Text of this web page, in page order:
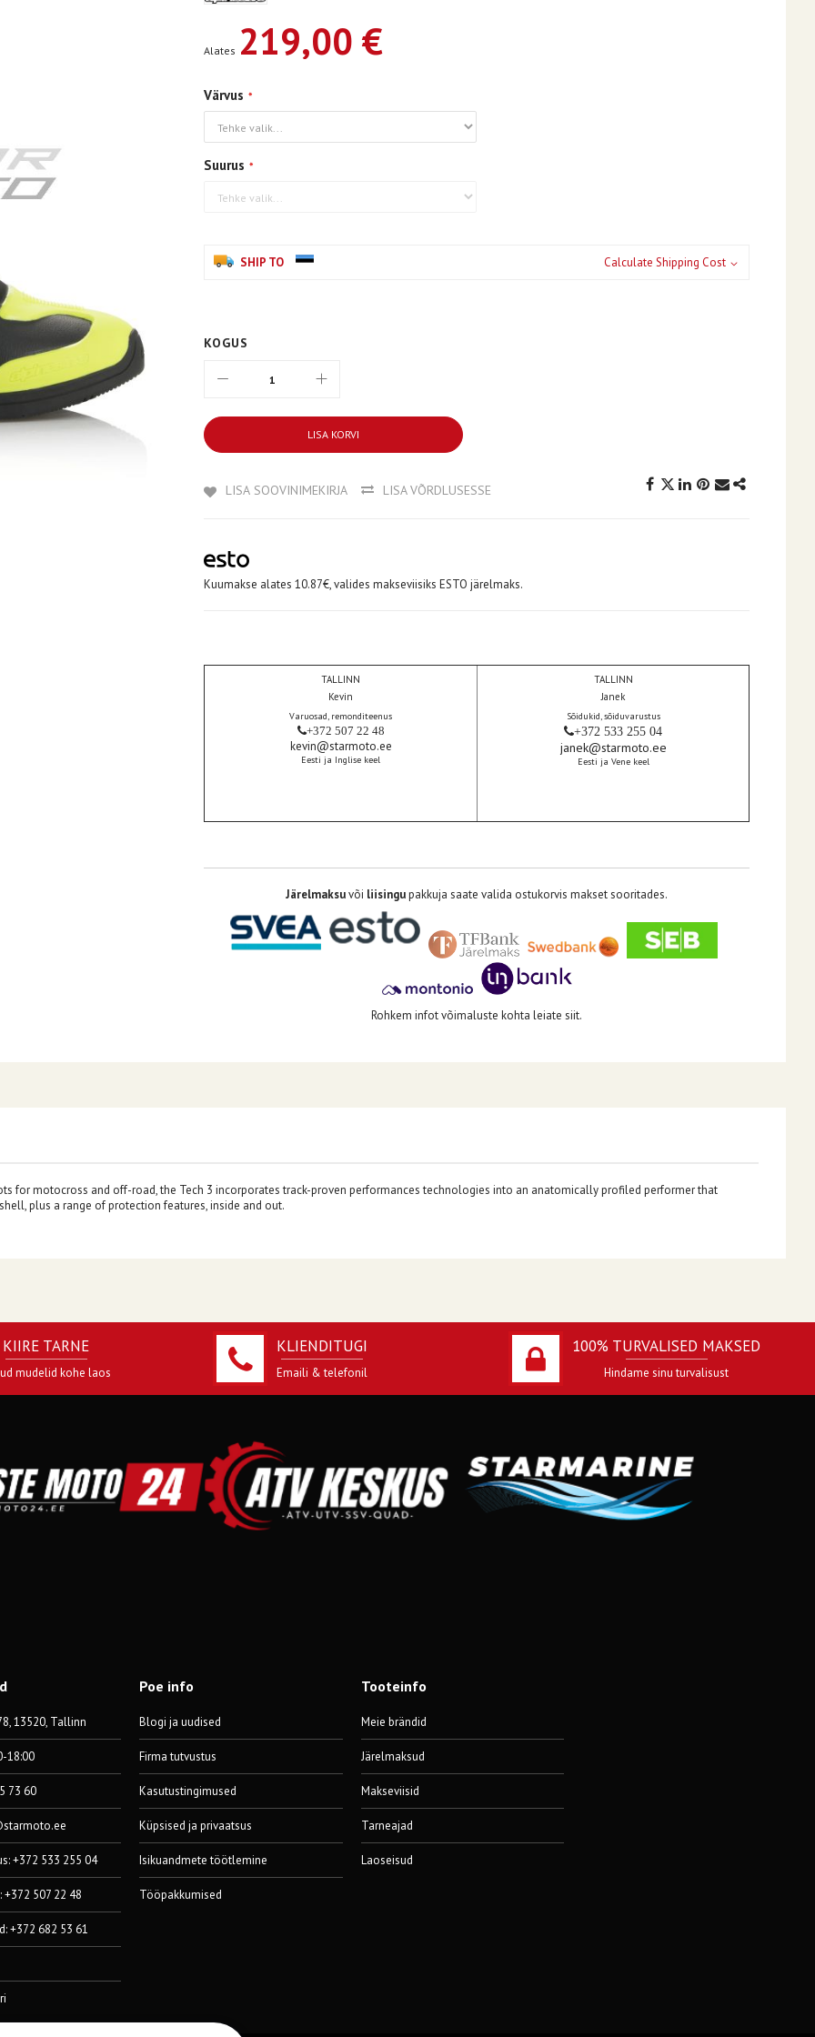
Alates 219,00 €
Värvus
Suurus
SHIP TO Calculate Shipping Cost
KOGUS
LISA KORVI
LISA SOOVINIMEKIRJA LISA VÕRDLUSESSE
Kuumakse alates 10.87€, valides makseviisiks ESTO järelmaks.
TALLINN
Kevin
Varuosad, remonditeenus
+372 507 22 48
kevin@starmoto.ee
Eesti ja Inglise keel
TALLINN
Janek
Sõidukid, sõiduvarustus
+372 533 255 04
janek@starmoto.ee
Eesti ja Vene keel
Järelmaksuvõi liisingupakkuja saate valida ostukorvis makset sooritades.
Rohkem infot võimaluste kohta leiate siit.
for motocross and off-road, the Tech 3 incorporates track-proven performances technologies into an anatomically profiled performer that
plus a range of protection features, inside and out.
KIIRE TARNE
mudelid kohe laos
KLIENDITUGI
Emaili & telefonil
100% TURVALISED MAKSED
Hindame sinu turvalisust
13520, Tallinn
18:00
73 60
+372 533 255 04
+372 507 22 48
+372 682 53 61
Poe info
Blogi ja uudised
Firma tutvustus
Kasutustingimused
Küpsised ja privaatsus
Isikuandmete töötlemine
Tööpakkumised
Tooteinfo
Meie brändid
Järelmaksud
Makseviisid
Tarneajad
Laoseisud